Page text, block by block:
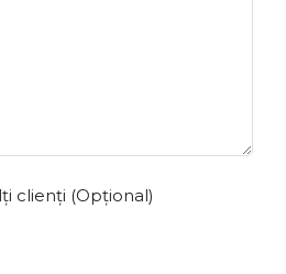
clienți (Opțional)